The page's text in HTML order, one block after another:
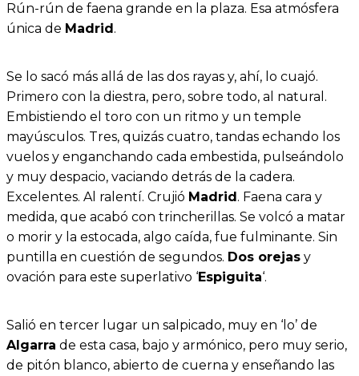
Rún-rún de faena grande en la plaza. Esa atmósfera
única de Madrid.
Se lo sacó más allá de las dos rayas y, ahí, lo cuajó.
Primero con la diestra, pero, sobre todo, al natural.
Embistiendo el toro con un ritmo y un temple
mayúsculos. Tres, quizás cuatro, tandas echando los
vuelos y enganchando cada embestida, pulseándolo
y muy despacio, vaciando detrás de la cadera.
Excelentes. Al ralentí. Crujió Madrid. Faena cara y
medida, que acabó con trincherillas. Se volcó a matar
o morir y la estocada, algo caída, fue fulminante. Sin
puntilla en cuestión de segundos. Dos orejas y
ovación para este superlativo ‘Espiguita‘.
Salió en tercer lugar un salpicado, muy en ‘lo’ de
Algarra de esta casa, bajo y armónico, pero muy serio,
de pitón blanco, abierto de cuerna y enseñando las